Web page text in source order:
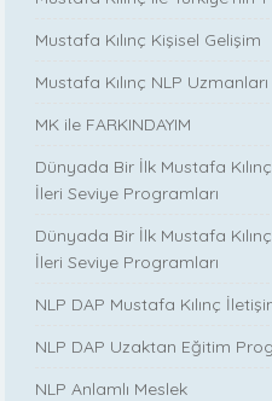
Mustafa Kılınç Kişisel Gelişim
Mustafa Kılınç NLP Uzmanları
MK ile FARKINDAYIM
Dünyada Bir İlk Mustafa
İleri Seviye Programları
Dünyada Bir İlk Mustafa
İleri Seviye Programları
NLP DAP Mustafa Kılınç
NLP DAP Uzaktan Eğitim
NLP Anlamlı Meslek